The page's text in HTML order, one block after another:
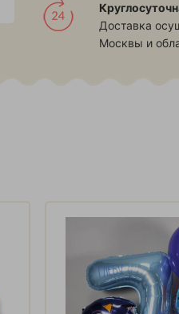
Доставка
Москвы и